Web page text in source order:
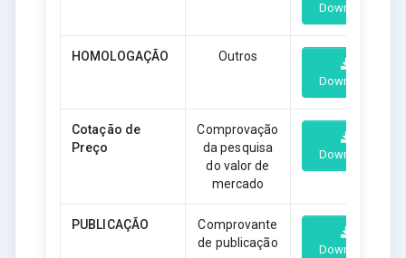
Download
HOMOLOGAÇÃO Outros
Download
Cotação de
Preço
Comprovação
da pesquisa
do valor de
mercado
Download
PUBLICAÇÃO
Comprovante
de publicação
Download